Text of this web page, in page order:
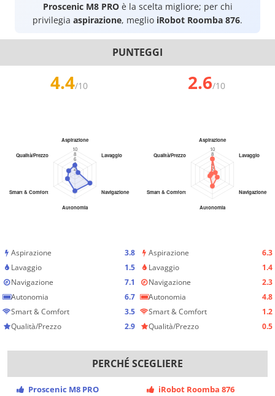
Proscenic M8 PROè la scelta migliore; per chi
privilegia aspirazione, meglio iRobot Roomba 876.
PUNTEGGI
4.4/10 2.6/10
Aspirazione
3.8
Lavaggio
1.5
Navigazione
7.1
Autonomia
6.7
Smart & Comfort
3.5
Qualità/Prezzo
2.9
Aspirazione
6.3
Lavaggio
1.4
Navigazione
2.3
Autonomia
4.8
Smart & Comfort
1.2
Qualità/Prezzo
0.5
PERCHÉ SCEGLIERE
Proscenic M8 PRO
iRobot Roomba 876